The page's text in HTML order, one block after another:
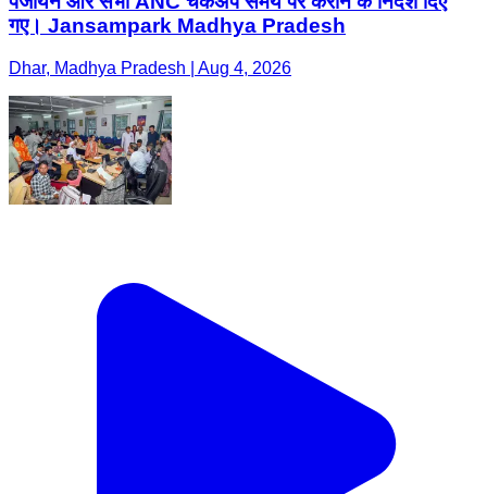
गए। Jansampark Madhya Pradesh
Dhar, Madhya Pradesh | Aug 4, 2026